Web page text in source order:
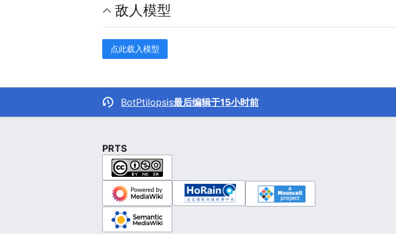
敌人模型
点此载入模型
BotPtilopsis最后编辑于15小时前
PRTS